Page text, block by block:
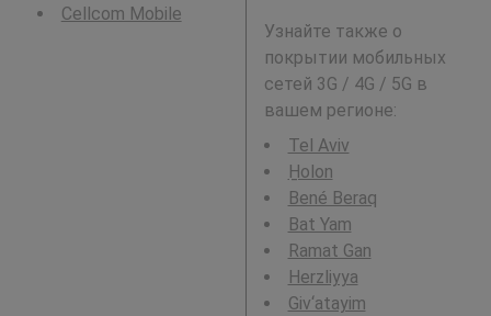
Cellcom Mobile
Узнайте также о
покрытии мобильных
сетей 3G / 4G / 5G в
вашем регионе:
Tel Aviv
H̱olon
Bené Beraq
Bat Yam
Ramat Gan
Herzliyya
Giv‘atayim